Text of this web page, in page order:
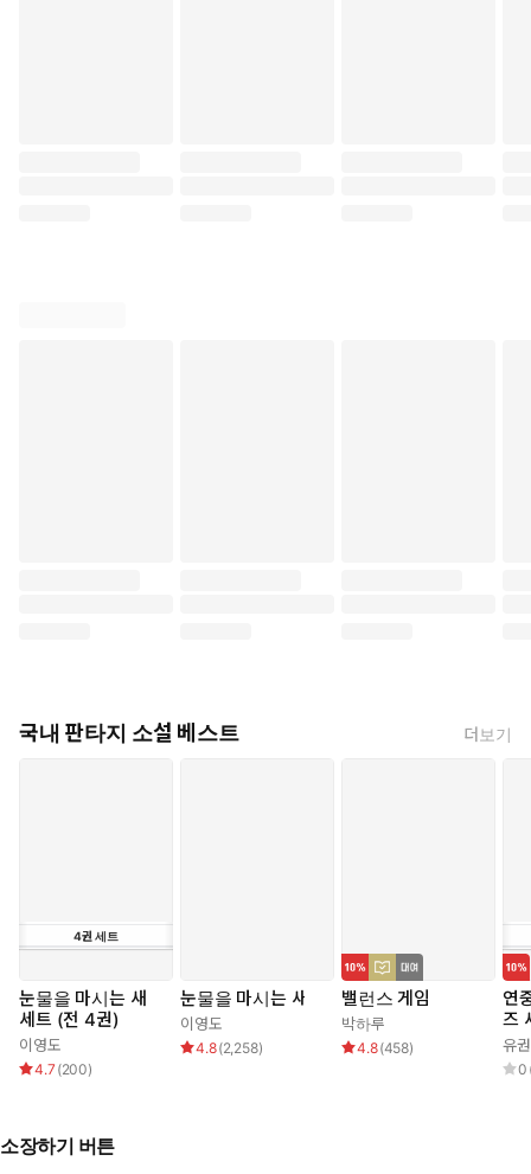
국내 판타지 소설 베스트 더보기
4권세트
눈물을 마시는 새
세트 (전 4권)
이영도
4.7 (200)
눈물을 마시는 새
이영도
4.8(2,258)
밸런스 게임
박하루
4.8(458)
연
즈
유
0
소장하기 버튼